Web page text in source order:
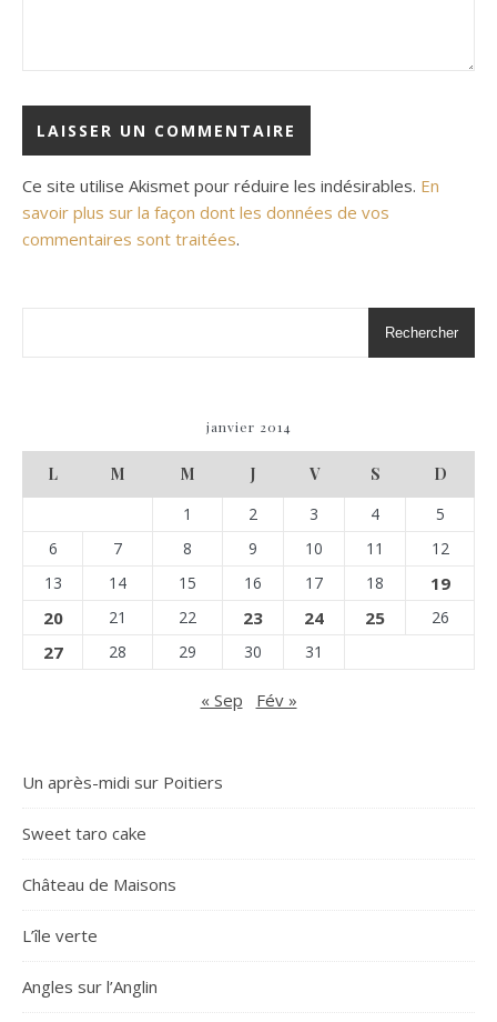
Ce site utilise Akismet pour réduire les indésirables. En
savoir plus sur la façon dont les données de vos
commentaires sont traitées.
Rechercher
janvier 2014
L M M J V S
D
1
2 3 4
5
6
7 8 9 10 11
12
13
14 15 16 17 18
19
20
21 22 23 24 25 26
27 28 29 30 31
« Sep Fév »
Un après-midi sur Poitiers
Sweet taro cake
Château de Maisons
L’île verte
Angles sur l’Anglin